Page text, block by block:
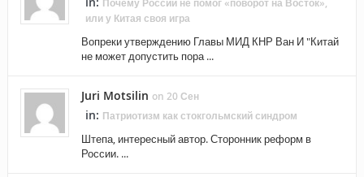
Почему России не помог «поворот на Восток»,
или у Китая своя игра
Вопреки утверждению Главы МИД КНР Ван И "Китай
не может допустить пора ...
Juri Motsilin on 20 Сен
in: Патриотизм как стокгольмский синдром
Штепа, интересный автор. Сторонник реформ в
России. ...